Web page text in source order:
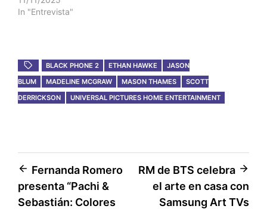
In "Entrevista"
BLACK PHONE 2 ETHAN HAWKE
JASON
BLUM
MADELINE MCGRAW MASON THAMES
SCOTT
DERRICKSON
UNIVERSAL PICTURES HOME ENTERTAINMENT
Post
navigation
Fernanda Romero
presenta “Pachi &
Sebastián: Colores
RM de BTS celebra
el arte en casa con
Samsung Art TVs